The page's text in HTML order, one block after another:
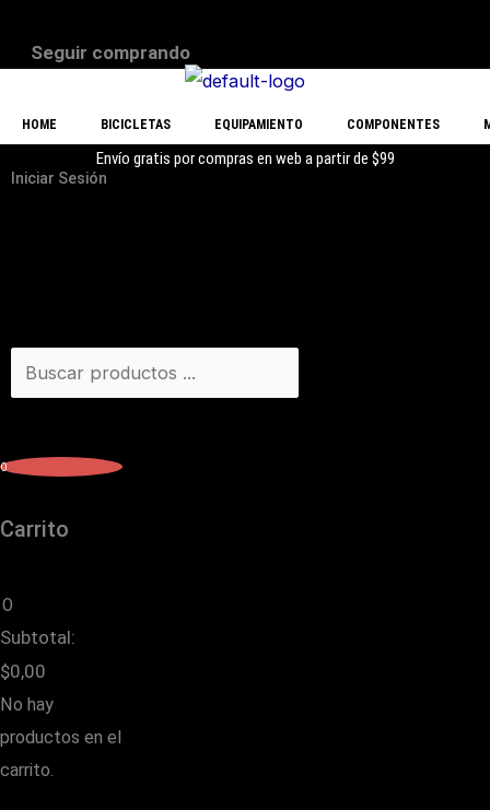
Seguir comprando
HOME BICICLETAS EQUIPAMIENTO COMPONENTES
Envío gratis por compras en web a partir de $99
Iniciar Sesión
0
Carrito
0
Subtotal:
$0,00
No hay
productos en el
carrito.